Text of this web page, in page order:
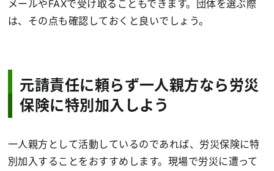
メールやFAXで受け取ることもできます。団体を選ぶ際
は、その点も確認しておくと良いでしょう。
元請責任に頼らず一人親方なら労災
保険に特別加入しよう
一人親方として活動しているのであれば、労災保険に特
別加入することをおすすめします。現場で労災に遭って